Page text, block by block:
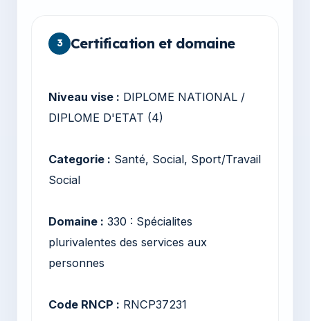
3 Certification et domaine
Niveau vise : DIPLOME NATIONAL /
DIPLOME D'ETAT (4)
Categorie : Santé, Social, Sport/Travail
Social
Domaine : 330 : Spécialites
plurivalentes des services aux
personnes
Code RNCP : RNCP37231